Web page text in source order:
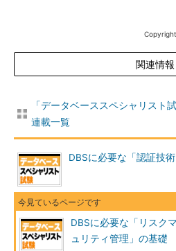
す。リスクによる損失を最小化する
ール、損失が発生する前提でこれを
対策分
類
リスク
コント
ロール
リス
リスクとの関係
損失
予防
難に備え、厳重
損失
損失の度合いを
関連情報
「データベーススペシャリスト
連載一覧
DBSに必要な「認証技
DBSに必要な「リスク
ュリティ管理」の基礎